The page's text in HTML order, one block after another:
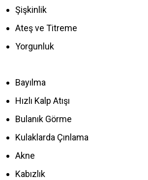
Şişkinlik
Ateş ve Titreme
Yorgunluk
Bayılma
Hızlı Kalp Atışı
Bulanık Görme
Kulaklarda Çınlama
Akne
Kabızlık